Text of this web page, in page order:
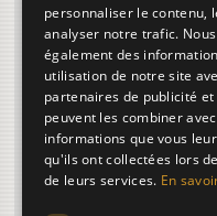
5° Avant de couvrir un volume
de la tranche avec du papier
l’autre légèrement, afin de
subséquentes, ou lui fairé
la reliure est terminée.
6° Si l’on venait à faire
en retravaillant la peau à
comme on le fait dans la
personnaliser le contenu,
analyser notre trafic.
également des
utilisation de notre site
partenaires de publicité et
peuvent les combiner
informations que vous
qu'ils ont collectées lors
de leurs services. En